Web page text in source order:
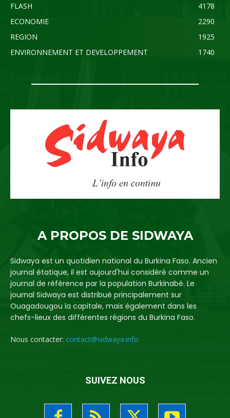
FLASH
4178
ECONOMIE
2290
REGION
1925
ENVIRONNEMENT ET DEVELOPPEMENT
1740
A PROPOS DE SIDWAYA
Sidwaya est un quotidien national du Burkina Faso. Ancien
journal étatique, il est aujourd'hui considéré comme un
journal de référence par la population Burkinabè. Le
journal Sidwaya est distribué principalement sur
Ouagadougou la capitale, mais également dans les
chefs-lieux des différentes régions du Burkina Faso.
Nous contacter: contact@sidwaya.info
SUIVEZ NOUS